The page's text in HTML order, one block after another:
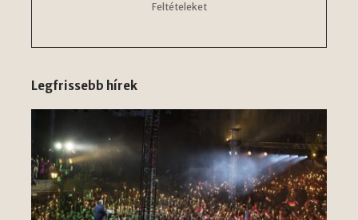
Feltételeket
Legfrissebb hírek